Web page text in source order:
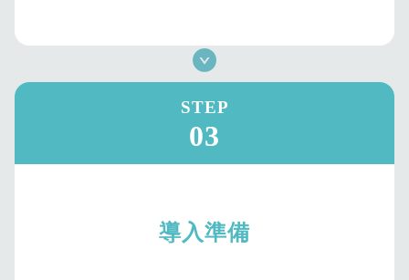
STEP
03
導入準備